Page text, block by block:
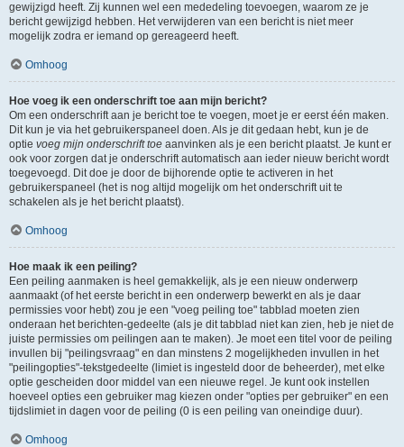
gewijzigd heeft. Zij kunnen wel een mededeling toevoegen, waarom ze je
bericht gewijzigd hebben. Het verwijderen van een bericht is niet meer
mogelijk zodra er iemand op gereageerd heeft.
Omhoog
Hoe voeg ik een onderschrift toe aan mijn bericht?
Om een onderschrift aan je bericht toe te voegen, moet je er eerst één maken.
Dit kun je via het gebruikerspaneel doen. Als je dit gedaan hebt, kun je de
optie voeg mijn onderschrift toe aanvinken als je een bericht plaatst. Je kunt er
ook voor zorgen dat je onderschrift automatisch aan ieder nieuw bericht wordt
toegevoegd. Dit doe je door de bijhorende optie te activeren in het
gebruikerspaneel (het is nog altijd mogelijk om het onderschrift uit te
schakelen als je het bericht plaatst).
Omhoog
Hoe maak ik een peiling?
Een peiling aanmaken is heel gemakkelijk, als je een nieuw onderwerp
aanmaakt (of het eerste bericht in een onderwerp bewerkt en als je daar
permissies voor hebt) zou je een "voeg peiling toe" tabblad moeten zien
onderaan het berichten-gedeelte (als je dit tabblad niet kan zien, heb je niet de
juiste permissies om peilingen aan te maken). Je moet een titel voor de peiling
invullen bij "peilingsvraag" en dan minstens 2 mogelijkheden invullen in het
"peilingopties"-tekstgedeelte (limiet is ingesteld door de beheerder), met elke
optie gescheiden door middel van een nieuwe regel. Je kunt ook instellen
hoeveel opties een gebruiker mag kiezen onder "opties per gebruiker" en een
tijdslimiet in dagen voor de peiling (0 is een peiling van oneindige duur).
Omhoog